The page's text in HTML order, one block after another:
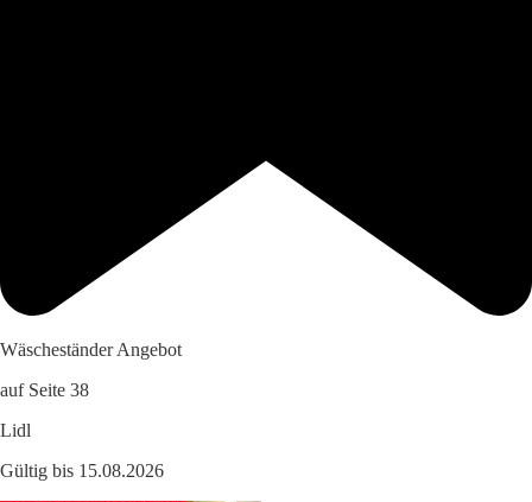
Wäscheständer Angebot
auf Seite 38
Lidl
Gültig bis 15.08.2026